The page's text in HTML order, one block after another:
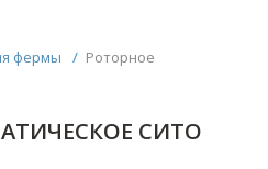
фермы / Роторное
СИТО